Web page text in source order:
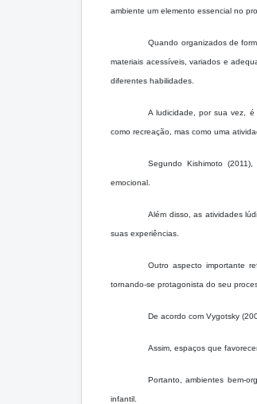
ambiente um elemento essencial no
Quando organizados de
materiais acessíveis, variados e
diferentes habilidades.
A ludicidade, por sua vez,
como recreação, mas como uma
Segundo Kishimoto
emocional.
Além disso, as atividades
suas experiências.
Outro aspecto importante
tornando-se protagonista do seu
De acordo com Vygotsky
Assim, espaços que
Portanto, ambientes bem-
infantil.